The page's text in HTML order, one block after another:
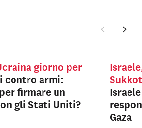
giorno per
contro armi:
firmare un
gli Stati Uniti?
Gaza